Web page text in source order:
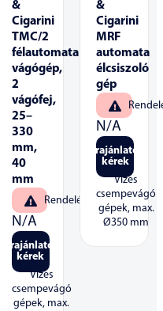
&
Cigarini
TMC/2
félautomata
vágógép,
2
vágófej,
25–
330
mm,
40
mm
Rendelésre
N/A
Árajánlatot
kérek
Vizes
csempevágó
gépek, max.
&
Cigarini
MRF
automata
élcsiszoló
gép
N/A
Árajánlatot
kérek
Vizes
csempevágó
gépek, max.
Ø350 mm